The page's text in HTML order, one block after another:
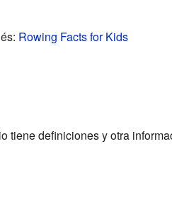
Rowing Facts for Kids
tiene definiciones y otra